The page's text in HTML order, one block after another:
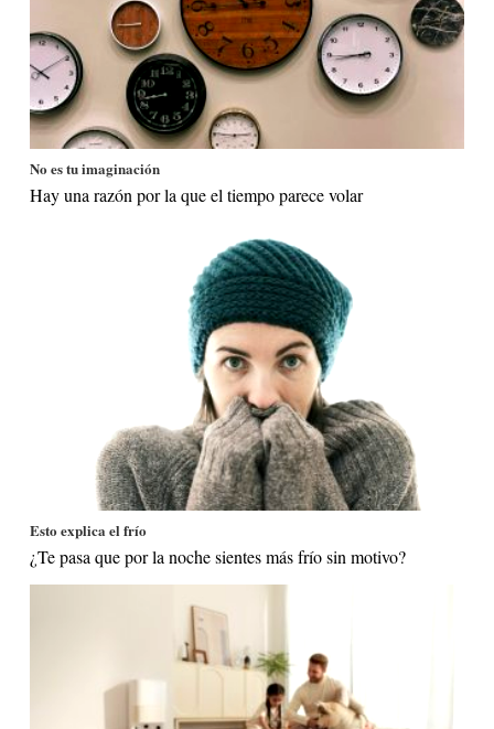
No es tu imaginación
Hay una razón por la que el tiempo parece volar
Esto explica el frío
¿Te pasa que por la noche sientes más frío sin motivo?